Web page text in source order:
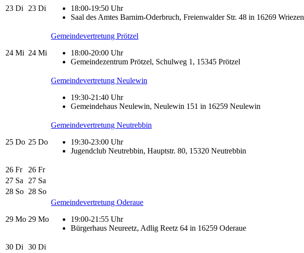
23 Di 23 Di
18:00-19:50 Uhr
Saal des Amtes Barnim-Oderbruch, Freienwalder Str. 48 in 16269 Wriezen
24 Mi 24 Mi
Gemeindevertretung Prötzel
18:00-20:00 Uhr
Gemeindezentrum Prötzel, Schulweg 1, 15345 Prötzel
Gemeindevertretung Neulewin
19:30-21:40 Uhr
Gemeindehaus Neulewin, Neulewin 151 in 16259 Neulewin
25 Do 25 Do
Gemeindevertretung Neutrebbin
19:30-23:00 Uhr
Jugendclub Neutrebbin, Hauptstr. 80, 15320 Neutrebbin
26 Fr 26 Fr
27 Sa 27 Sa
28 So 28 So
29 Mo 29 Mo
Gemeindevertretung Oderaue
19:00-21:55 Uhr
Bürgerhaus Neureetz, Adlig Reetz 64 in 16259 Oderaue
30 Di 30 Di